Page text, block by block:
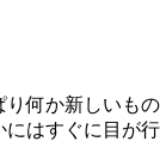
何か新しいもの
にはすぐに目が行